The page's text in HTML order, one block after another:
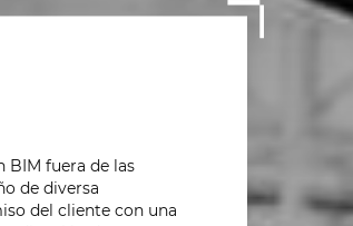
BIM fuera de las
de diversa
del cliente con una